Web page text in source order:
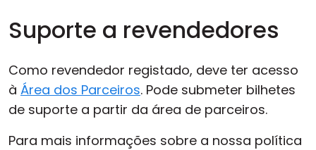
Suporte a revendedores
Como revendedor registado, deve ter acesso
à Área dos Parceiros. Pode submeter bilhetes
de suporte a partir da área de parceiros.
Para mais informações sobre a nossa política